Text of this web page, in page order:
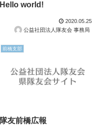
Hello world!
2020.05.25
公益社団法人隊友会 事務局
前橋支部
隊友前橋広報